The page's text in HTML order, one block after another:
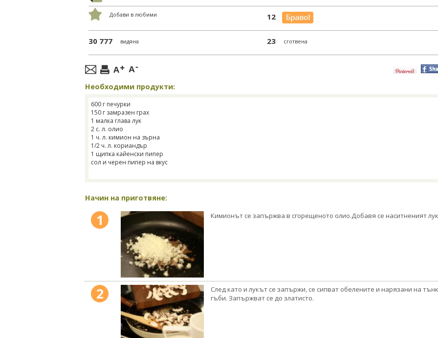
Добави в любими 12
30 777 видяна 23 сготвена
Необходими продукти:
600 г печурки
150 г замразен грах
1 малка глава лук
2 с. л. олио
1 ч. л. кимион на зърна
1/2 ч. л. кориандър
1 щипка кайенски пипер
сол и черен пипер на вкус
Начин на приготвяне:
1 Кимионът се запържва в сгорещеното олио.Добавя се наситненият
2
След като и лукът се запържи, се сипват обелените и нарязани на
гъби. Запържват се до златисто.